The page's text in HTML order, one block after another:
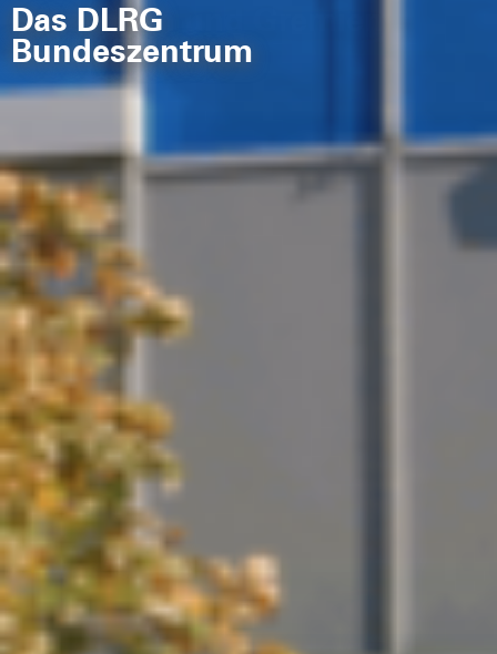
Das DLRG
Bundeszentrum
Satzungen und Gremien
der DLRG